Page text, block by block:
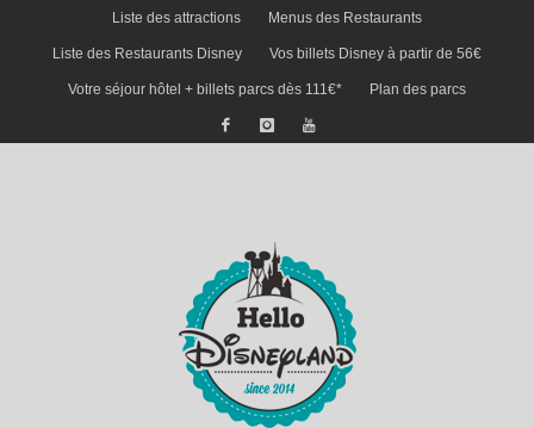
Liste des attractions Menus des Restaurants
Liste des Restaurants Disney Vos billets Disney à partir de 56€
Votre séjour hôtel + billets parcs dès 111€* Plan des parcs